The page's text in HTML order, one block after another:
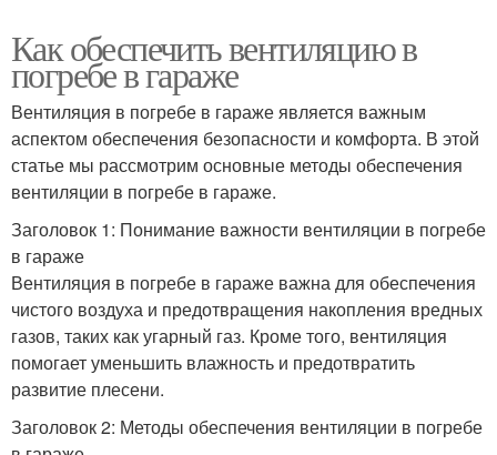
Как обеспечить вентиляцию в
погребе в гараже
Вентиляция в погребе в гараже является важным
аспектом обеспечения безопасности и комфорта. В этой
статье мы рассмотрим основные методы обеспечения
вентиляции в погребе в гараже.
Заголовок 1: Понимание важности вентиляции в погребе
в гараже
Вентиляция в погребе в гараже важна для обеспечения
чистого воздуха и предотвращения накопления вредных
газов, таких как угарный газ. Кроме того, вентиляция
помогает уменьшить влажность и предотвратить
развитие плесени.
Заголовок 2: Методы обеспечения вентиляции в погребе